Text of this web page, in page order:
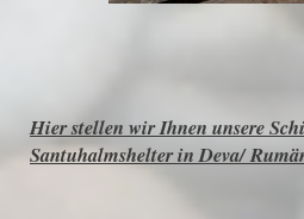
Hier stellen wir Ihnen unsere
Santuhalmshelter in Deva/